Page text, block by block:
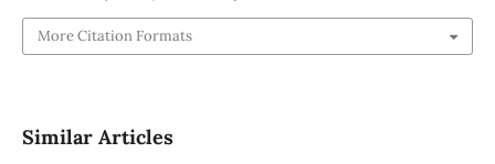
More Citation Formats
Similar Articles